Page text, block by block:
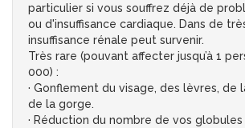
particulier si vous souffrez déjà de
ou d'insuffisance cardiaque. Dans de
insuffisance rénale peut survenir.
Très rare (pouvant affecter jusqu’à 1
000) :
· Gonflement du visage, des lèvres, de
de la gorge.
· Réduction du nombre de vos